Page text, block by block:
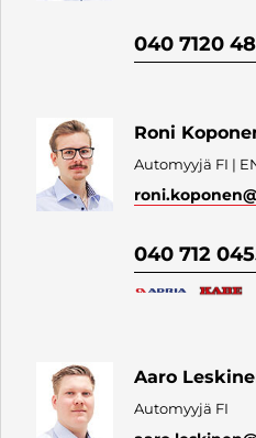
040 7120
Roni
Automyyjä FI |
roni.koponen
040 712
Aaro
Automyyjä FI